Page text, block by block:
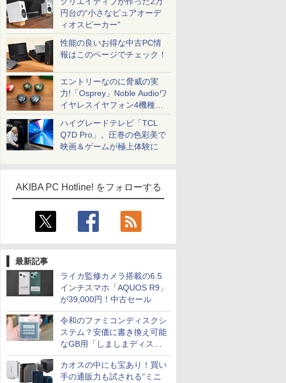
円台の“小さなピュアオーデ
ィオスピーカー”
性能の良いお得な中古PC情
報はこのページでチェック！
エントリーなのに脅威の実
力!「Osprey」Noble Audioワ
イヤレスイヤフォン4機種を
一気に聴く
ハイグレードテレビ「TCL
Q7D Pro」。圧巻の色彩美で
映画＆ゲームが極上体験に
AKIBA PC Hotline! をフォローする
最新記事
ライカ監修カメラ搭載の6.5
インチスマホ「AQUOS R9」
が39,000円！中古セール
令和のファミコンディスクシ
ステム？安価に書き換え可能
なGB用「しましまディスク
システム」
カオスの中にも宝あり！買い
手の通販力も試される“ミニ